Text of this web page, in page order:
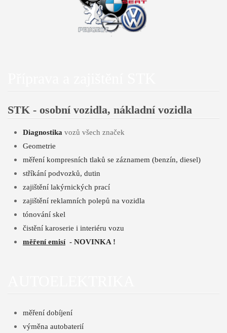
STK - osobní vozidla, nákladní vozidla
Diagnostika vozů všech značek
Geometrie
měření kompresních tlaků se záznamem (benzín, diesel)
stříkání podvozků, dutin
zajištění lakýrnických prací
zajištění reklamních polepů na vozidla
tónování skel
čistění karoserie i interiéru vozu
měření emisí- NOVINKA !
měření dobíjení
výměna autobaterií